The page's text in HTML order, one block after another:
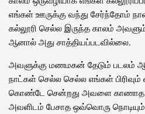
எங்கள் ஊருக்கு வந்து சேர்ந்தோம் நான்
கல்லூரி செல்ல இருந்த காலம்
ஆனால் அது சாத்தியப்படவில்லை.
அவளுக்கு மணமகன் தேடும் படலம்
நாட்கள் செல்ல செல்ல எங்கள்
கொண்டே சென்றது அவளை காணாத
அவளிடம் பேசாத ஒவ்வொரு